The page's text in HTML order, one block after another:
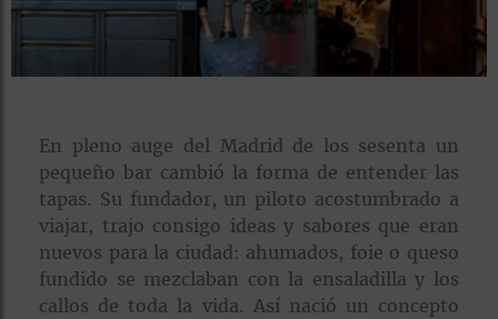
En pleno auge del Madrid de los sesenta un
pequeño bar cambió la forma de entender las
tapas. Su fundador, un piloto acostumbrado a
viajar, trajo consigo ideas y sabores que eran
nuevos para la ciudad: ahumados, foie o queso
fundido se mezclaban con la ensaladilla y los
callos de toda la vida. Así nació un concepto